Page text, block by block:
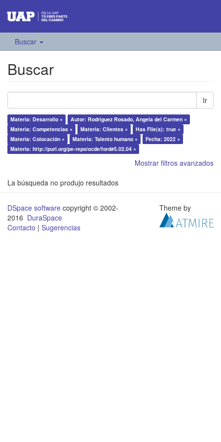
Buscar
Buscar
Ir
Materia: Desarrollo ×
Autor: Rodriguez Rosado, Angela del Carmen ×
Materia: Competencias ×
Materia: Clientes ×
Has File(s): true ×
Materia: Colocación ×
Materia: Talento humano ×
Fecha: 2022 ×
Materia: http://purl.org/pe-repo/ocde/ford#5.02.04 ×
Mostrar filtros avanzados
La búsqueda no produjo resultados
DSpace software copyright © 2002-
2016 DuraSpace
Contacto | Sugerencias
Theme by